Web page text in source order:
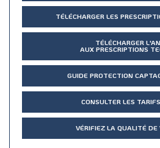
TÉLÉCHARGER LES
TÉLÉCHARGER
AUX PRESCRIPTIONS
GUIDE PROTECTION
CONSULTER LES
VÉRIFIEZ LA QUALITÉ DE